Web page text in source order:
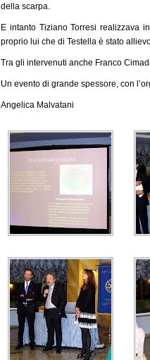
della scarpa.
E intanto Tiziano Torresi realizzava
proprio lui che di Testella è stato
Tra gli intervenuti anche Franco
Un evento di grande spessore, con
Angelica Malvatani